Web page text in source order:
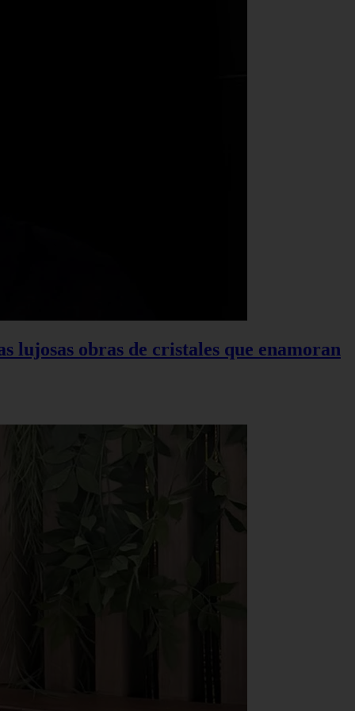
lujosas obras de cristales que enamoran